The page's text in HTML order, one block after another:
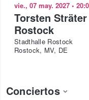
vie., 07 may. 2027 •
Torsten Sträter
Rostock
Stadthalle Rostock
Rostock, MV, DE
Conciertos